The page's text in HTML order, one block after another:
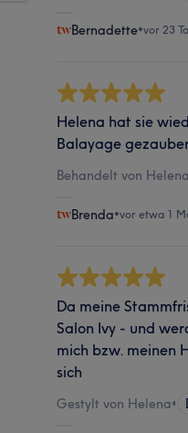
Bernadette•vor 23
Helena hat sie
Balayage
Behandelt von Helena
Brenda•vor etwa 1
Da meine
Salon Ivy - und
mich bzw. meinen
sich
Gestylt von Helena•